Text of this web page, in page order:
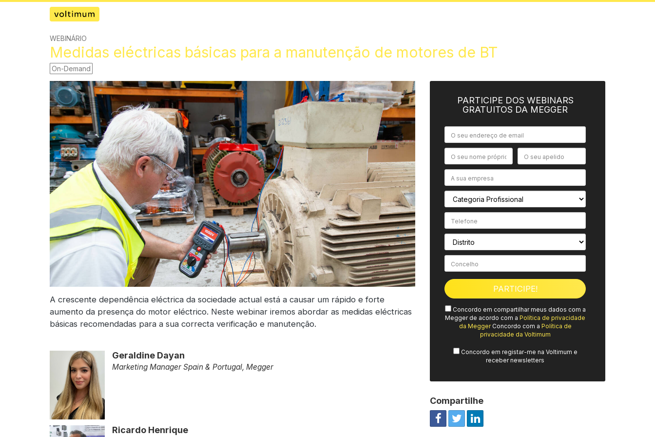
WEBINÁRIO
Medidas eléctricas básicas para a manutenção de motores de BT
On-Demand
A crescente dependência eléctrica da sociedade actual está a causar um rápido e forte
aumento da presença do motor eléctrico. Neste webinar iremos abordar as medidas eléctricas
básicas recomendadas para a sua correcta verificação e manutenção.
Geraldine Dayan
Marketing Manager Spain & Portugal, Megger
Ricardo Henrique
PARTICIPE DOS WEBINARS
GRATUITOS DA MEGGER
Concordo em compartilhar meus dados com a
Megger de acordo com a Política de privacidade
da MeggerConcordo com a Política de
privacidade da Voltimum
Concordo em registar-me na Voltimum e
receber newsletters
Compartilhe